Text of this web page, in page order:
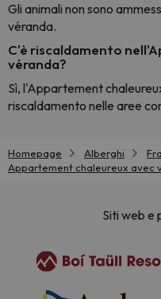
Gli animali non sono
véranda.
C'è riscaldamento
véranda?
Sì, l'Appartement
riscaldamento nelle aree
Homepage Alberghi
Appartement chaleureux avec
Siti web e